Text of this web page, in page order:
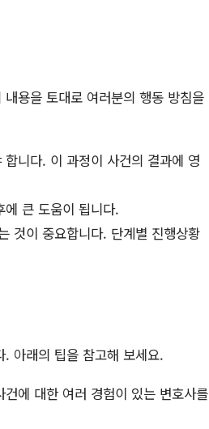
용을 토대로 여러분의 행동 방침을
니다. 이 과정이 사건의 결과에 영
큰 도움이 됩니다.
것이 중요합니다. 단계별 진행상황
아래의 팁을 참고해 보세요.
에 대한 여러 경험이 있는 변호사를